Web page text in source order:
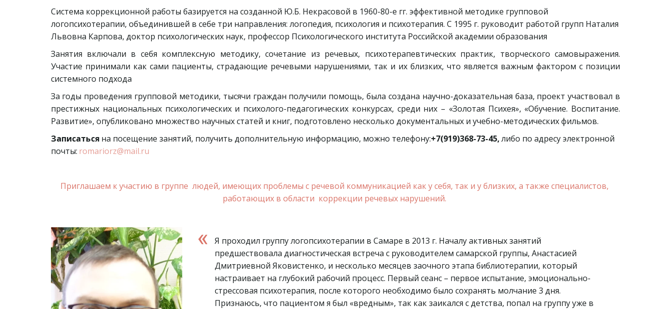
Система коррекционной работы базируется на созданной Ю.Б. Некрасовой в 1960-80-е гг. эффективной методике групповой
логопсихотерапии, объединившей в себе три направления: логопедия, психология и психотерапия. С 1995 г. руководит работой групп Наталия
Львовна Карпова, доктор психологических наук, профессор Психологического института Российской академии образования
Занятия включали в себя комплексную методику, сочетание из речевых, психотерапевтических практик, творческого самовыражения.
Участие принимали как сами пациенты, страдающие речевыми нарушениями, так и их близких, что является важным фактором с позиции
системного подхода
За годы проведения групповой методики, тысячи граждан получили помощь, была создана научно-доказательная база, проект участвовал в
престижных национальных психологических и психолого-педагогических конкурсах, среди них – «Золотая Психея», «Обучение. Воспитание.
Развитие», опубликовано множество научных статей и книг, подготовлено несколько документальных и учебно-методических фильмов.
Записаться на посещение занятий, получить дополнительную информацию, можно телефону:+7(919)368-73-45, либо по адресу электронной
почты: romariorz@mail.ru
Приглашаем к участию в группе  людей, имеющих проблемы с речевой коммуникацией как у себя, так и у близких, а также специалистов,
работающих в области  коррекции речевых нарушений.
Я проходил группу логопсихотерапии в Самаре в 2013 г. Началу активных занятий
предшествовала диагностическая встреча с руководителем самарской группы, Анастасией
Дмитриевной Яковистенко, и несколько месяцев заочного этапа библиотерапии, который
настраивает на глубокий рабочий процесс. Первый сеанс – первое испытание, эмоционально-
стрессовая психотерапия, после которого необходимо было сохранять молчание 3 дня.
Признаюсь, что пациентом я был «вредным», так как заикался с детства, попал на группу уже в